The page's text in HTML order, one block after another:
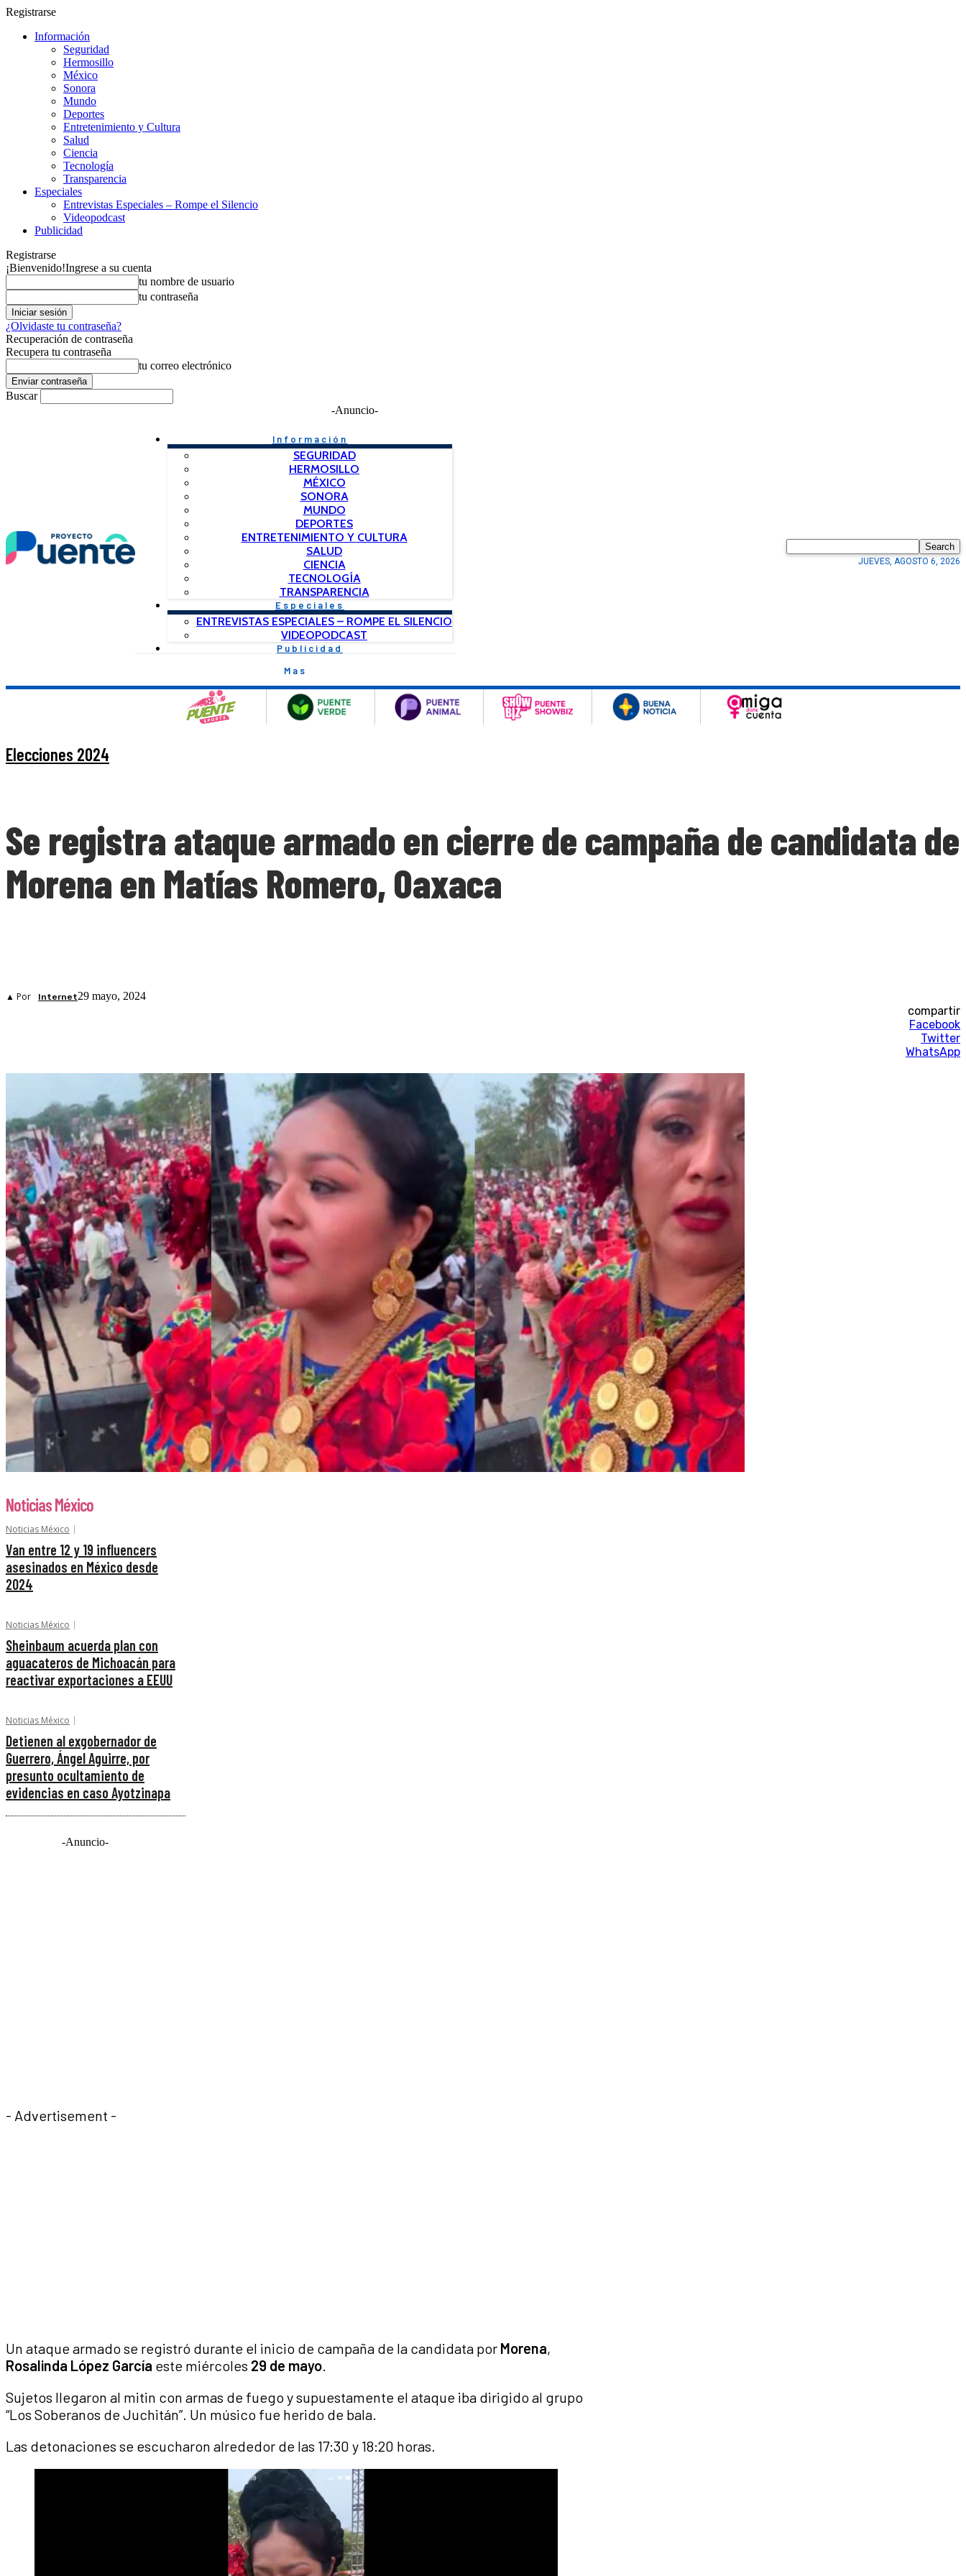
Registrarse
Información
Seguridad
Hermosillo
México
Sonora
Mundo
Deportes
Entretenimiento y Cultura
Salud
Ciencia
Tecnología
Transparencia
Especiales
Entrevistas Especiales – Rompe el Silencio
Videopodcast
Publicidad
Registrarse
¡Bienvenido!Ingrese a su cuenta
tu nombre de usuario
tu contraseña
¿Olvidaste tu contraseña?
Recuperación de contraseña
Recupera tu contraseña
tu correo electrónico
Buscar
-Anuncio-
Información
SEGURIDAD
HERMOSILLO
MÉXICO
SONORA
MUNDO
DEPORTES
ENTRETENIMIENTO Y CULTURA
SALUD
CIENCIA
TECNOLOGÍA
TRANSPARENCIA
Especiales
ENTREVISTAS ESPECIALES – ROMPE EL SILENCIO
VIDEOPODCAST
Publicidad
Mas
Search
JUEVES, AGOSTO 6, 2026
Elecciones 2024
Se registra ataque armado en cierre de campaña de candidata de
Morena en Matías Romero, Oaxaca
▲ Por Internet29 mayo, 2024
compartir
Facebook
Twitter
WhatsApp
Noticias México
Noticias México
Van entre 12 y 19 influencers
asesinados en México desde
2024
Noticias México
Sheinbaum acuerda plan con
aguacateros de Michoacán para
reactivar exportaciones a EEUU
Noticias México
Detienen al exgobernador de
Guerrero, Ángel Aguirre, por
presunto ocultamiento de
evidencias en caso Ayotzinapa
-Anuncio-
- Advertisement -
Un ataque armado se registró durante el inicio de campaña de la candidata por Morena,
Rosalinda López García este miércoles 29 de mayo.
Sujetos llegaron al mitin con armas de fuego y supuestamente el ataque iba dirigido al grupo
“Los Soberanos de Juchitán”. Un músico fue herido de bala.
Las detonaciones se escucharon alrededor de las 17:30 y 18:20 horas.